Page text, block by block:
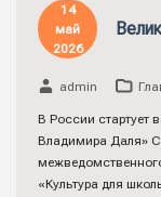
14
май
2026
admin
В России стартует
Владимира Даля»
«Культура для